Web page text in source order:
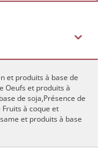
et produits à base de
Oeufs et produits à
de soja,Présence de
à coque et
et produits à base